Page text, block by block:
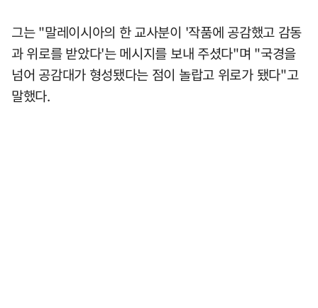
그는 "말레이시아의 한 교사분이 '작품에 공감했고 감동
과 위로를 받았다'는 메시지를 보내 주셨다"며 "국경을
넘어 공감대가 형성됐다는 점이 놀랍고 위로가 됐다"고
말했다.